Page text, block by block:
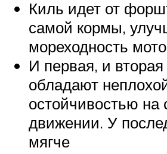
Киль идет от
самой кормы,
мореходность
И первая, и
обладают
остойчивостью на
движении. У
мягче